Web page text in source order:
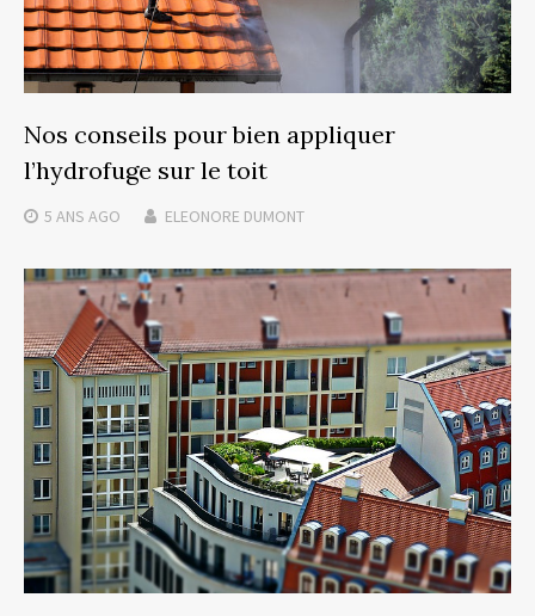
Nos conseils pour bien appliquer
l’hydrofuge sur le toit
5 ANS AGO ELEONORE DUMONT